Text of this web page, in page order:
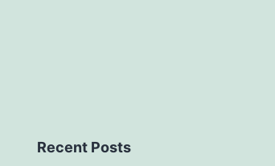
Recent Posts